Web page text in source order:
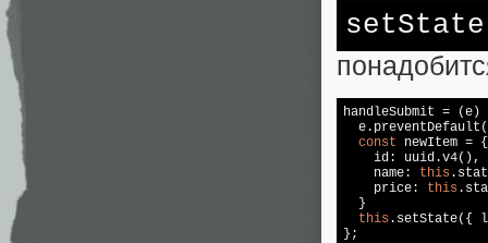
set
handleSubmit = (e)
const newItem = {
id: uuid.v4(),
name: this
price: this
}
this
};